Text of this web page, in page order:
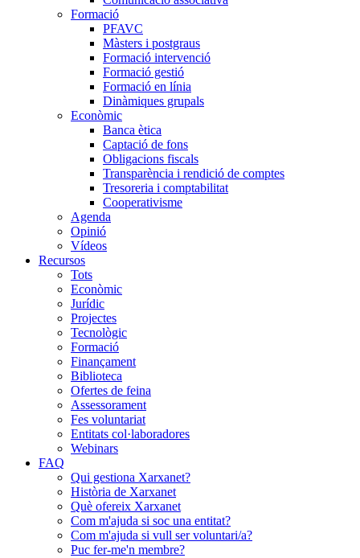
Formació
PFAVC
Màsters i postgraus
Formació intervenció
Formació gestió
Formació en línia
Dinàmiques grupals
Econòmic
Banca ètica
Captació de fons
Obligacions fiscals
Transparència i rendició de comptes
Tresoreria i comptabilitat
Cooperativisme
Agenda
Opinió
Vídeos
Recursos
Tots
Econòmic
Jurídic
Projectes
Tecnològic
Formació
Finançament
Biblioteca
Ofertes de feina
Assessorament
Fes voluntariat
Entitats col·laboradores
Webinars
FAQ
Qui gestiona Xarxanet?
Història de Xarxanet
Què ofereix Xarxanet
Com m'ajuda si soc una entitat?
Com m'ajuda si vull ser voluntari/a?
Puc fer-me'n membre?